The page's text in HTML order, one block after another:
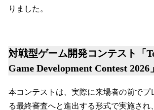
りました。
対戦型ゲーム開発コンテスト「
Game Development Contest
本コンテストは、実際に来場者の前でプ
る最終審査へと進出する形式で実施され